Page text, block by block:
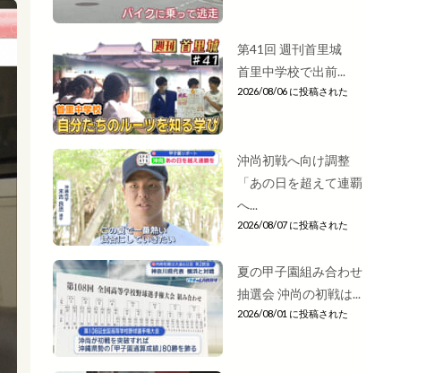
第41回 週刊首里城
首里中学校で出前...
2026/08/06 に投稿された
沖尚初戦へ向け調整
「あの日を超えて連覇
へ...
2026/08/07 に投稿された
夏の甲子園組み合わせ
抽選会 沖尚の初戦は...
2026/08/01 に投稿された